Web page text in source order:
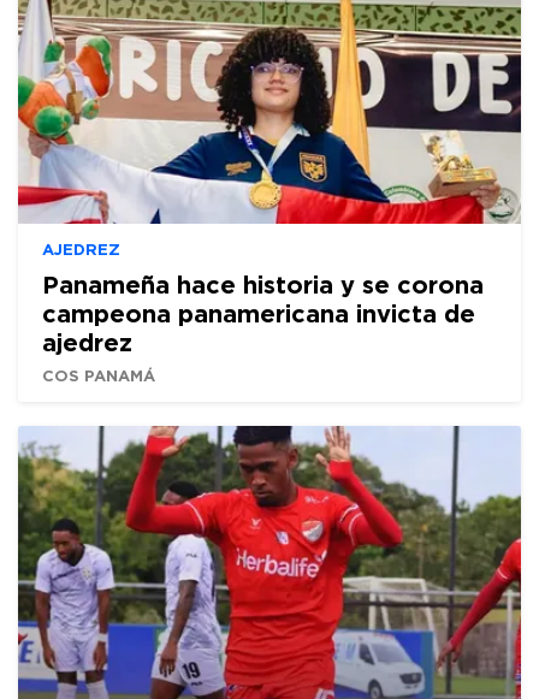
AJEDREZ
Panameña hace historia y se corona
campeona panamericana invicta de
ajedrez
COS PANAMÁ